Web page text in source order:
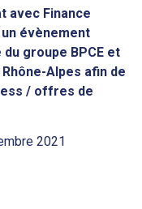
avec Finance
évènement
groupe BPCE et
Alpes afin de
/ offres de
2021